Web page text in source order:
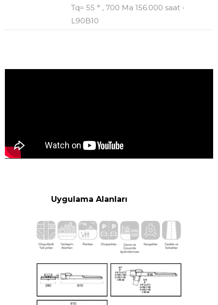
Tq= 55 ° , 700 Ma 156.000 saat -
L90B10
Uygulama Alanları